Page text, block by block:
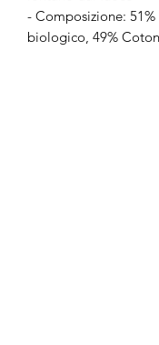
- Composizione:
biologico, 49%